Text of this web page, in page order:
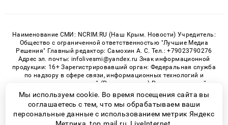
Наименование СМИ: NCRIM.RU (Наш Крым. Новости) Учредитель:
Общество с ограниченной ответственностью "Лучшие Медиа
Решения" Главный редактор: Самохин А. С. Тел.: +79023790276
Адрес эл. почты: infolivesmi@yandex.ru Знак информационной
продукции: 16+ Зарегистрировавший орган: Федеральная служба
по надзору в сфере связи, информационных технологий и
массовых коммуникаций (Роскомнадзор) Регистрационный
номер СМИ ЭЛ № ФС 77 - 81150 от 02.06.2021
Мы используем cookie. Во время посещения сайта вы
соглашаетесь с тем, что мы обрабатываем ваши
персональные данные с использованием метрик Яндекс